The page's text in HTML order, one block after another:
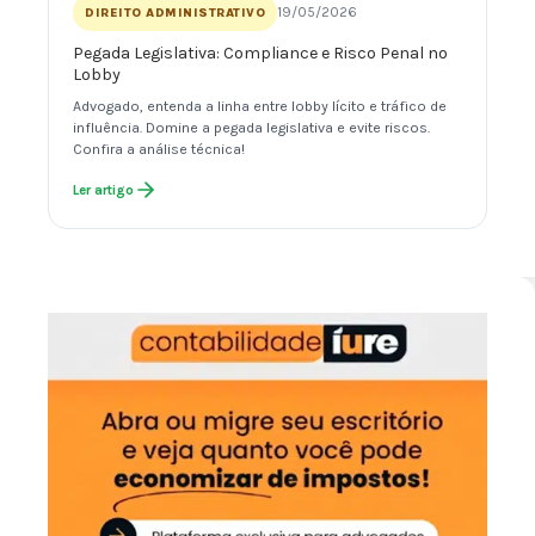
DIREITO ADMINISTRATIVO 19/05/2026
Pegada Legislativa: Compliance e Risco Penal no
Lobby
Advogado, entenda a linha entre lobby lícito e tráfico de
influência. Domine a pegada legislativa e evite riscos.
Confira a análise técnica!
Ler artigo